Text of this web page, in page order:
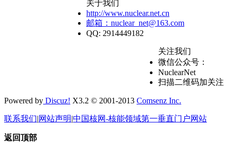
关于我们
http://www.nuclear.net.cn
邮箱：nuclear_net@163.com
QQ: 2914449182
关注我们
微信公众号：
NuclearNet
扫描二维码加关注
Powered by Discuz! X3.2 © 2001-2013 Comsenz Inc.
联系我们|网站声明|中国核网-核能领域第一垂直门户网站
返回顶部